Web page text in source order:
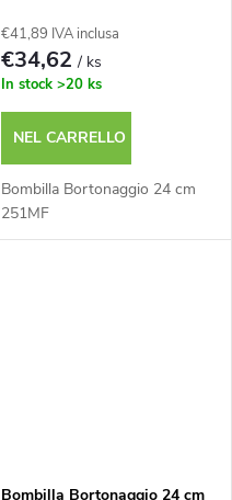
€41,89 IVA inclusa
€34,62/ ks
In stock >20 ks
NEL CARRELLO
Bombilla Bortonaggio 24 cm
251MF
Bombilla Bortonaggio 24 cm